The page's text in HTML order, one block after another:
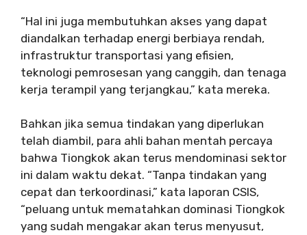
“Hal ini juga membutuhkan akses yang dapat
diandalkan terhadap energi berbiaya rendah,
infrastruktur transportasi yang efisien,
teknologi pemrosesan yang canggih, dan tenaga
kerja terampil yang terjangkau,” kata mereka.
Bahkan jika semua tindakan yang diperlukan
telah diambil, para ahli bahan mentah percaya
bahwa Tiongkok akan terus mendominasi sektor
ini dalam waktu dekat. “Tanpa tindakan yang
cepat dan terkoordinasi,” kata laporan CSIS,
“peluang untuk mematahkan dominasi Tiongkok
yang sudah mengakar akan terus menyusut,